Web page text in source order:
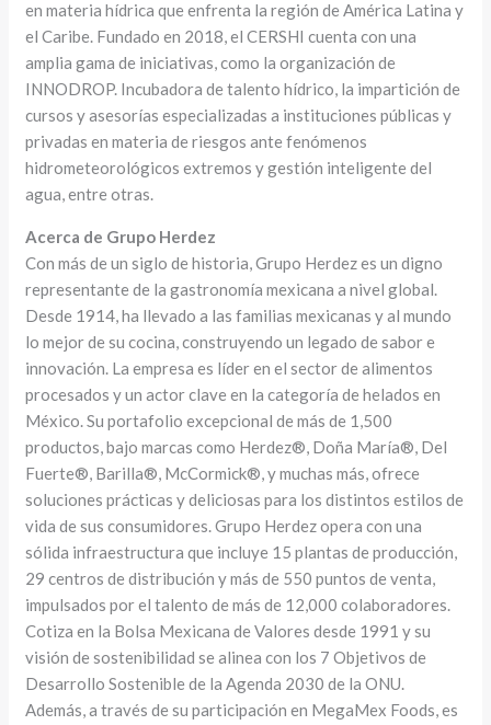
en materia hídrica que enfrenta la región de América Latina y
el Caribe. Fundado en 2018, el CERSHI cuenta con una
amplia gama de iniciativas, como la organización de
INNODROP. Incubadora de talento hídrico, la impartición de
cursos y asesorías especializadas a instituciones públicas y
privadas en materia de riesgos ante fenómenos
hidrometeorológicos extremos y gestión inteligente del
agua, entre otras.
Acerca de Grupo Herdez
Con más de un siglo de historia, Grupo Herdez es un digno
representante de la gastronomía mexicana a nivel global.
Desde 1914, ha llevado a las familias mexicanas y al mundo
lo mejor de su cocina, construyendo un legado de sabor e
innovación. La empresa es líder en el sector de alimentos
procesados y un actor clave en la categoría de helados en
México. Su portafolio excepcional de más de 1,500
productos, bajo marcas como Herdez®, Doña María®, Del
Fuerte®, Barilla®, McCormick®, y muchas más, ofrece
soluciones prácticas y deliciosas para los distintos estilos de
vida de sus consumidores. Grupo Herdez opera con una
sólida infraestructura que incluye 15 plantas de producción,
29 centros de distribución y más de 550 puntos de venta,
impulsados por el talento de más de 12,000 colaboradores.
Cotiza en la Bolsa Mexicana de Valores desde 1991 y su
visión de sostenibilidad se alinea con los 7 Objetivos de
Desarrollo Sostenible de la Agenda 2030 de la ONU.
Además, a través de su participación en MegaMex Foods, es